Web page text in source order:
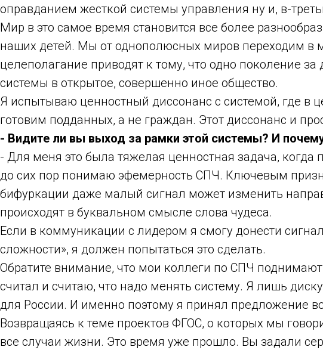
оправданием жесткой системы управления ну и, в-
Мир в это самое время становится все более
наших детей. Мы от однополюсных миров переходим в
целеполагание приводят к тому, что одно поколение
системы в открытое, совершенно иное общество.
Я испытываю ценностный диссонанс с системой, где в
готовим подданных, а не граждан. Этот диссонанс и
- Видите ли вы выход за рамки этой системы? И
- Для меня это была тяжелая ценностная задача,
до сих пор понимаю эфемерность СПЧ. Ключевым
бифуркации даже малый сигнал может изменить
происходят в буквальном смысле слова чудеса.
Если в коммуникации с лидером я смогу донести
сложности», я должен попытаться это сделать.
Обратите внимание, что мои коллеги по СПЧ
считал и считаю, что надо менять систему. Я лишь
для России. И именно поэтому я принял предложение
Возвращаясь к теме проектов ФГОС, о которых мы
все случаи жизни. Это время уже прошло. Вы задали